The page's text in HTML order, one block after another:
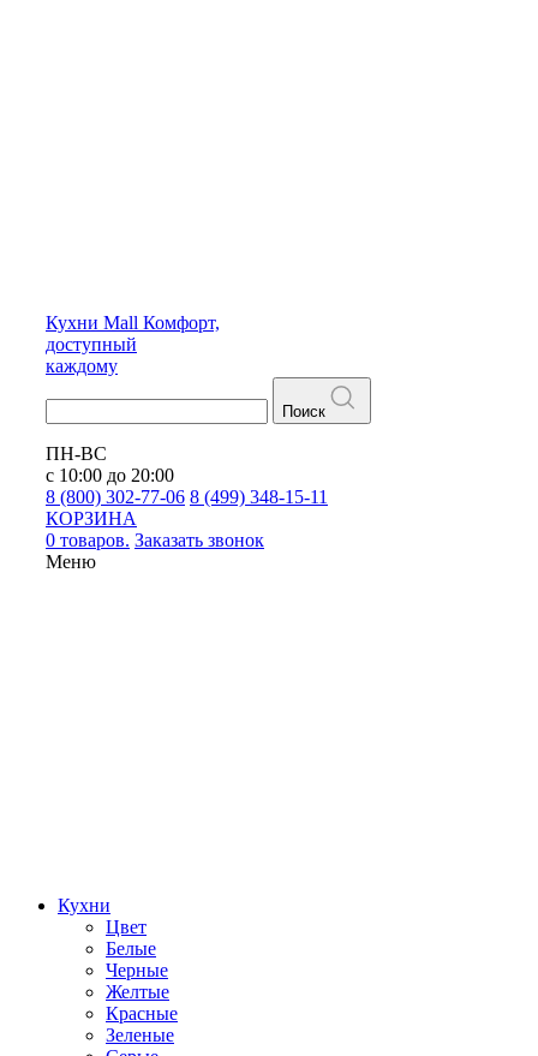
Кухни Mall Комфорт,
доступный
каждому
Поиск
ПН-ВС
с 10:00 до 20:00
8 (800) 302-77-06 8 (499) 348-15-11
КОРЗИНА
0 товаров. Заказать звонок
Меню
Кухни
Цвет
Белые
Черные
Желтые
Красные
Зеленые